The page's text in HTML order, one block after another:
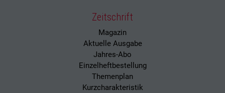
Zeitschrift
Magazin
Aktuelle Ausgabe
Jahres-Abo
Einzelheftbestellung
Themenplan
Kurzcharakteristik